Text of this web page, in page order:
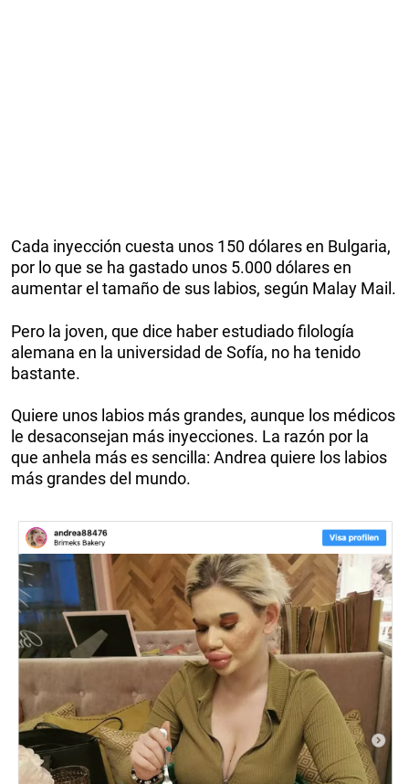
Cada inyección cuesta unos 150 dólares en Bulgaria,
por lo que se ha gastado unos 5.000 dólares en
aumentar el tamaño de sus labios, según Malay Mail.
Pero la joven, que dice haber estudiado filología
alemana en la universidad de Sofía, no ha tenido
bastante.
Quiere unos labios más grandes, aunque los médicos
le desaconsejan más inyecciones. La razón por la
que anhela más es sencilla: Andrea quiere los labios
más grandes del mundo.